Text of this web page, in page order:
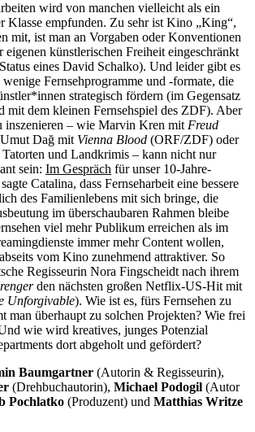
wird von manchen vielleicht als ein
Klasse empfunden. Zu sehr ist Kino „King“,
mit, ist man an Vorgaben oder Konventionen
eigenen künstlerischen Freiheit eingeschränkt
eines David Schalko). Und leider gibt es
Fernsehprogramme und -formate, die
strategisch fördern (im Gegensatz
mit dem kleinen Fernsehspiel des ZDF). Aber
inszenieren – wie Marvin Kren mit Freud
Dağ mit Vienna Blood (ORF/ZDF) oder
und Landkrimis – kann nicht nur
sein: Im Gespräch für unser 10-Jahre-
Catalina, dass Fernseharbeit eine bessere
des Familienlebens mit sich bringe, die
im überschaubaren Rahmen bleibe
viel mehr Publikum erreichen als im
immer mehr Content wollen,
vom Kino zunehmend attraktiver. So
Regisseurin Nora Fingscheidt nach ihrem
den nächsten großen Netflix-US-Hit mit
Unforgivable). Wie ist es, fürs Fernsehen zu
man überhaupt zu solchen Projekten? Wie frei
wie wird kreatives, junges Potenzial
dort abgeholt und gefördert?
Baumgartner (Autorin & Regisseurin),
(Drehbuchautorin), Michael Podogil (Autor
Pochlatko (Produzent) und Matthias Writze